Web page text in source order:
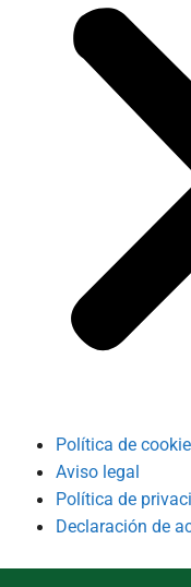
Política de
Aviso legal
Política de
Declaración de